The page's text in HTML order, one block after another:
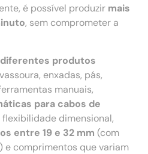
é possível produzir mais
, sem comprometer a
produtos
enxadas, pás,
manuais,
para cabos de
dimensional,
entre 19 e 32 mm (com
e comprimentos que variam